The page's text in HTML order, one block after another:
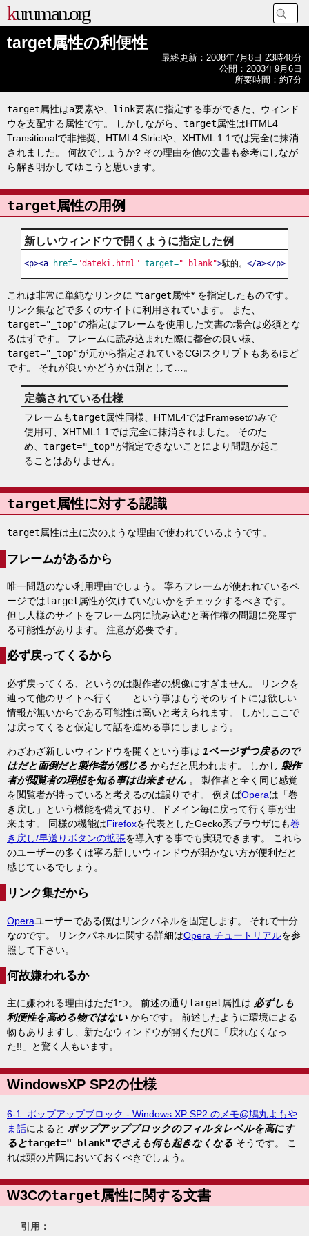
kuruman.org
target属性の利便性
最終更新 ： 2008年7月8日 23時48分
公開 ： 2003年9月6日
所要時間 ： 約7分
target属性はa要素や、 link要素に指定する事ができた、ウィンド
ウを支配する属性です。 しかしながら、 target属性はHTML4
Transitionalで非推奨、HTML4 Strictや、XHTML 1.1では完全に抹消
されました。 何故でしょうか? その理由を他の文書も参考にしなが
ら解き明かしてゆこうと思います。
target属性の用例
新しいウィンドウで開くように指定した例
<p><a href="dateki.html" target="_blank">駄的。 </a></p>
これは非常に単純なリンクに *target属性* を指定したものです。
リンク集などで多くのサイトに利用されています。 また、
target="_top"の指定はフレームを使用した文書の場合は必須とな
るはずです。 フレームに読み込まれた際に都合の良い様、
target="_top"が元から指定されているCGIスクリプトもあるほど
です。 それが良いかどうかは別として…。
定義されている仕様
フレームもtarget属性同様、HTML4ではFramesetのみで
使用可、XHTML1.1では完全に抹消されました。 そのた
め、 target="_top"が指定できないことにより問題が起こ
ることはありません。
target属性に対する認識
target属性は主に次のような理由で使われているようです。
フレームがあるから
唯一問題のない利用理由でしょう。 寧ろフレームが使われているペ
ージではtarget属性が欠けていないかをチェックするべきです。
但し人様のサイトをフレーム内に読み込むと著作権の問題に発展す
る可能性があります。 注意が必要です。
必ず戻ってくるから
必ず戻ってくる、というのは製作者の想像にすぎません。 リンクを
辿って他のサイトへ行く……という事はもうそのサイトには欲しい
情報が無いからである可能性は高いと考えられます。 しかしここで
は戻ってくると仮定して話を進める事にしましょう。
わざわざ新しいウィンドウを開くという事は 1ページずつ戻るので
はだと面倒だと製作者が感じる からだと思われます。 しかし 製作
者が閲覧者の理想を知る事は出来ません 。 製作者と全く同じ感覚
を閲覧者が持っていると考えるのは誤りです。 例えばOperaは「巻
き戻し」という機能を備えており、ドメイン毎に戻って行く事が出
来ます。 同様の機能はFirefoxを代表としたGecko系ブラウザにも巻
き戻し/早送りボタンの拡張を導入する事でも実現できます。 これら
のユーザーの多くは寧ろ新しいウィンドウが開かない方が便利だと
感じているでしょう。
リンク集だから
Operaユーザーである僕はリンクパネルを固定します。 それで十分
なのです。 リンクパネルに関する詳細はOpera チュートリアルを参
照して下さい。
何故嫌われるか
主に嫌われる理由はただ1つ。 前述の通りtarget属性は 必ずしも
利便性を高める物ではない からです。 前述したように環境による
物もありますし、新たなウィンドウが開くたびに「戻れなくなっ
た!!」と驚く人もいます。
WindowsXP SP2の仕様
6-1. ポップアップブロック - Windows XP SP2 のメモ@鳩丸よもや
ま話によると ポップアップブロックのフィルタレベルを高にす
るとtarget="_blank"でさえも何も起きなくなる そうです。 こ
れは頭の片隅においておくべきでしょう。
W3Cのtarget属性に関する文書